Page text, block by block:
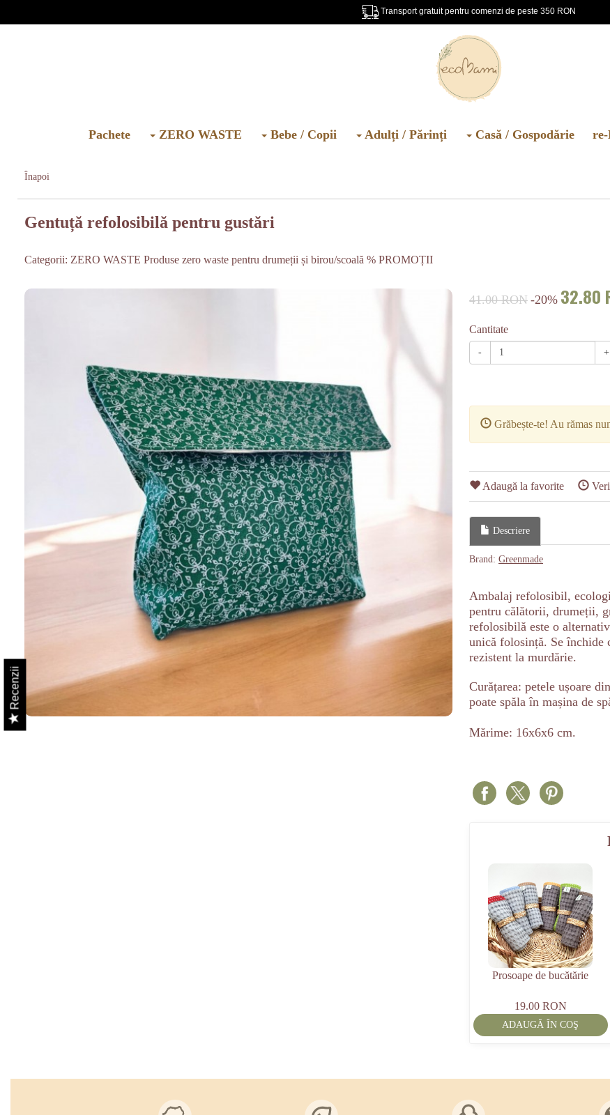
Transport gratuit pentru comenzi de peste 350 RON
Pachete ZERO WASTE Bebe / Copii Adulți / Părinți Casă / Gospodărie
Înapoi
Gentuță refolosibilă pentru gustări
Categorii: ZERO WASTE Produse zero waste pentru drumeții și birou/scoală % PROMOȚII
41.00 RON -20% 32.80
Cantitate
- +
Grăbește-te! Au rămas
Adaugă la favorite
Descriere
Brand:Greenmade
Ambalaj refolosibil,
pentru călătorii, drumeții,
refolosibilă este o
unică folosință. Se
rezistent la murdărie.
Curățarea: petele ușoare
poate spăla în mașina de
Mărime: 16x6x6 cm.
Prosoape de bucătărie
19.00 RON
ADAUGĂ ÎN COŞ
Recenzii